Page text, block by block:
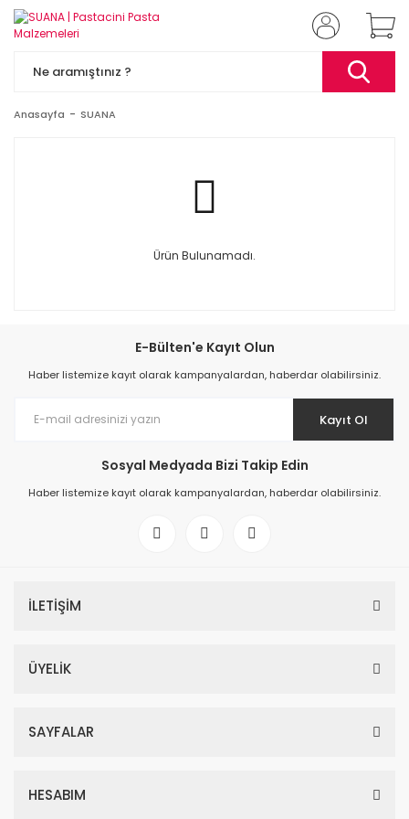
Anasayfa SUANA
Ürün Bulunamadı.
E-Bülten'e Kayıt Olun
Haber listemize kayıt olarak kampanyalardan, haberdar olabilirsiniz.
Kayıt Ol
Sosyal Medyada Bizi Takip Edin
Haber listemize kayıt olarak kampanyalardan, haberdar olabilirsiniz.
İLETİŞİM
ÜYELİK
SAYFALAR
HESABIM